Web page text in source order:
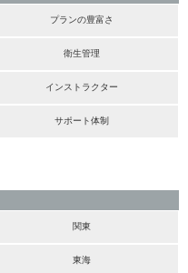
プランの豊富さ
衛生管理
インストラクター
サポート体制
関東
東海